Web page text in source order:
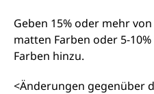
Geben 15% oder mehr von
matten Farben oder 5-
Farben hinzu.
<Änderungen gegenüber